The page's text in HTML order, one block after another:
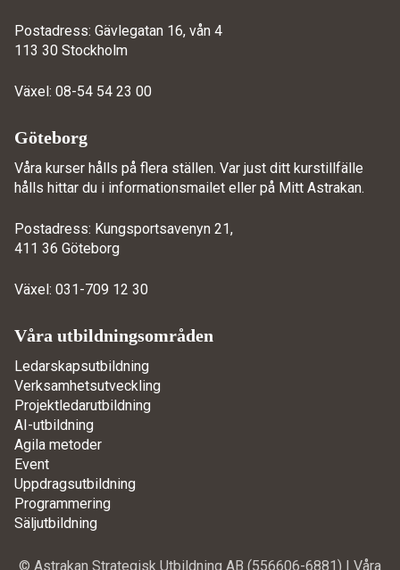
Postadress: Gävlegatan 16, vån 4
113 30 Stockholm
Växel: 08-54 54 23 00
Göteborg
Våra kurser hålls på flera ställen. Var just ditt kurstillfälle
hålls hittar du i informationsmailet eller på Mitt Astrakan.
Postadress: Kungsportsavenyn 21,
411 36 Göteborg
Växel: 031-709 12 30
Våra utbildningsområden
Ledarskapsutbildning
Verksamhetsutveckling
Projektledarutbildning
AI-utbildning
Agila metoder
Event
Uppdragsutbildning
Programmering
Säljutbildning
© Astrakan Strategisk Utbildning AB (556606-6881) | Våra